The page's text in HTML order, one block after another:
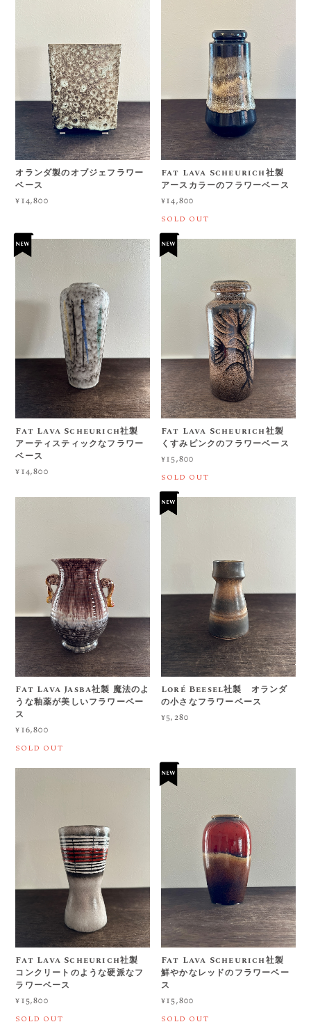
オランダ製のオブジェフラワー
ベース
¥14,800
Fat Lava Scheurich社製
アースカラーのフラワーベース
¥14,800
SOLD OUT
Fat Lava Scheurich社製
アーティスティックなフラワー
ベース
¥14,800
Fat Lava Scheurich社製
くすみピンクのフラワーベース
¥15,800
SOLD OUT
Fat Lava Jasba社製 魔法のよ
うな釉薬が美しいフラワーベー
ス
¥16,800
SOLD OUT
Loré Beesel社製 オランダ
の小さなフラワーベース
¥5,280
Fat Lava Scheurich社製
コンクリートのような硬派なフ
ラワーベース
¥15,800
SOLD OUT
Fat Lava Scheurich社製
鮮やかなレッドのフラワーベー
ス
¥15,800
SOLD OUT